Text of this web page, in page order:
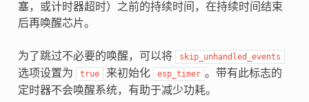
塞，或计时器超时）之前的持续时间，在持续时间结束
后再唤醒芯片。
为了跳过不必要的唤醒，可以将 skip_unhandled_events
选项设置为 true 来初始化 esp_timer 。带有此标志的
定时器不会唤醒系统，有助于减少功耗。